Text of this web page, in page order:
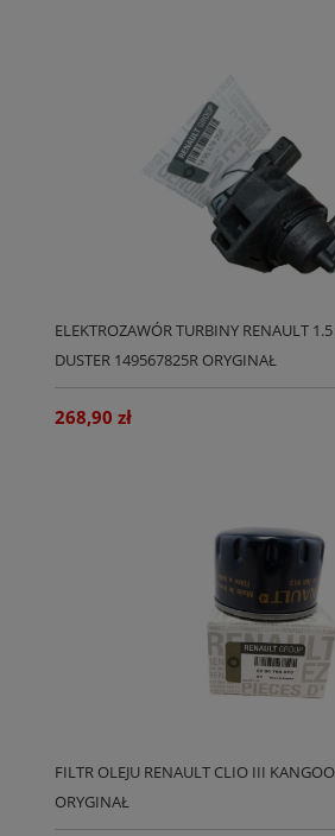
ELEKTROZAWÓR TURBINY RENAULT
DUSTER 149567825R ORYGINAŁ
268,90 zł
FILTR OLEJU RENAULT CLIO III
ORYGINAŁ